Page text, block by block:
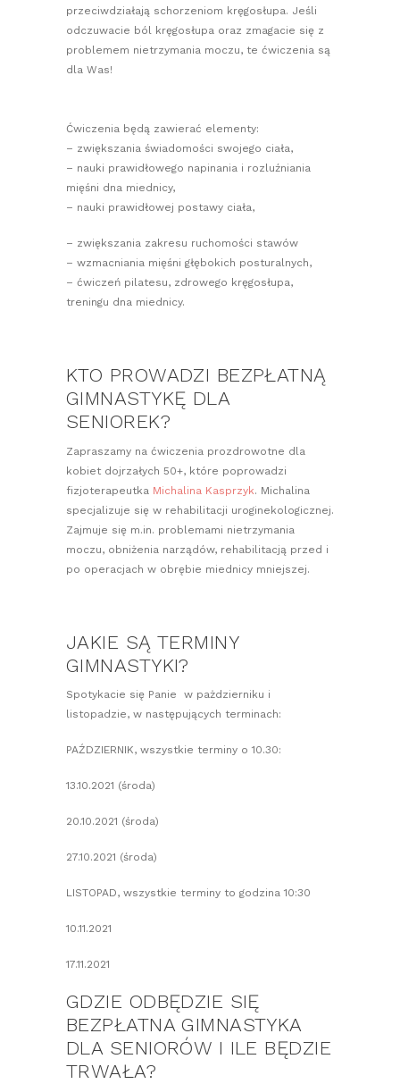
przeciwdziałają schorzeniom kręgosłupa. Jeśli
odczuwacie ból kręgosłupa oraz zmagacie się z
problemem nietrzymania moczu, te ćwiczenia są
dla Was!
Ćwiczenia będą zawierać elementy:
– zwiększania świadomości swojego ciała,
– nauki prawidłowego napinania i rozluźniania
mięśni dna miednicy,
– nauki prawidłowej postawy ciała,
– zwiększania zakresu ruchomości stawów
– wzmacniania mięśni głębokich posturalnych,
– ćwiczeń pilatesu, zdrowego kręgosłupa,
treningu dna miednicy.
KTO PROWADZI BEZPŁATNĄ
GIMNASTYKĘ DLA
SENIOREK?
Zapraszamy na ćwiczenia prozdrowotne dla
kobiet dojrzałych 50+, które poprowadzi
fizjoterapeutka Michalina Kasprzyk. Michalina
specjalizuje się w rehabilitacji uroginekologicznej.
Zajmuje się m.in. problemami nietrzymania
moczu, obniżenia narządów, rehabilitacją przed i
po operacjach w obrębie miednicy mniejszej.
JAKIE SĄ TERMINY
GIMNASTYKI?
Spotykacie się Panie w pażdzierniku i
listopadzie, w następujących terminach:
PAŹDZIERNIK, wszystkie terminy o 10.30:
13.10.2021 (środa)
20.10.2021 (środa)
27.10.2021 (środa)
LISTOPAD, wszystkie terminy to godzina 10:30
10.11.2021
17.11.2021
GDZIE ODBĘDZIE SIĘ
BEZPŁATNA GIMNASTYKA
DLA SENIORÓW I ILE BĘDZIE
TRWAŁA?